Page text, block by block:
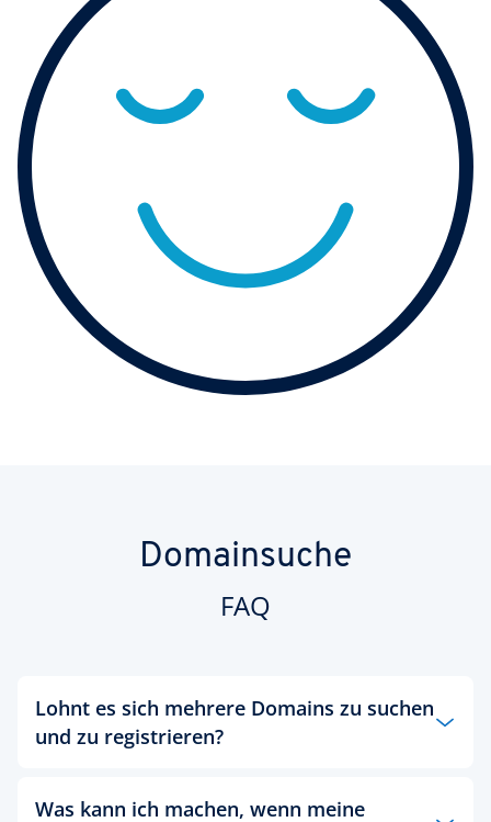
Domainsuche
FAQ
Lohnt es sich mehrere Domains zu suchen
und zu registrieren?
Alternativen zu Ihrer Wunschdomain überlegen.
Was kann ich machen, wenn meine